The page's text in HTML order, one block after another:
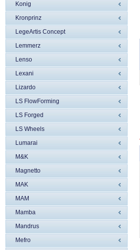
Konig
Kronprinz
LegeArtis Concept
Lemmerz
Lenso
Lexani
Lizardo
LS FlowForming
LS Forged
LS Wheels
Lumarai
M&K
Magnetto
MAK
MAM
Mamba
Mandrus
Mefro